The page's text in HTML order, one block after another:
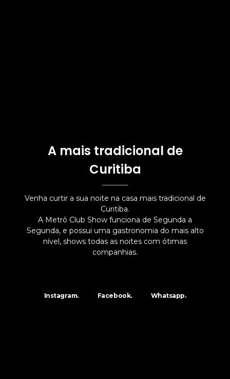
A mais tradicional de
Curitiba
Venha curtir a sua noite na casa mais tradicional de
Curitiba.
A Metrô Club Show funciona de Segunda a
Segunda, e possui uma gastronomia do mais alto
nível, shows todas as noites com ótimas
companhias.
Instagram. Facebook. Whatsapp.